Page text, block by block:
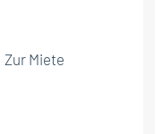
Zur Miete